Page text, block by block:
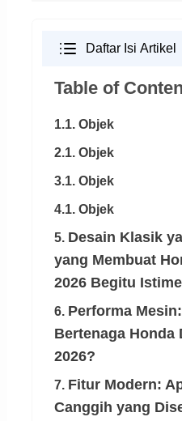
Daftar Isi Artikel
Table of
1.1. Objek
2.1. Objek
3.1. Objek
4.1. Objek
5. Desain Klasik
yang Membuat
2026 Begitu
6. Performa
Bertenaga Honda
2026?
7. Fitur Modern:
Canggih yang